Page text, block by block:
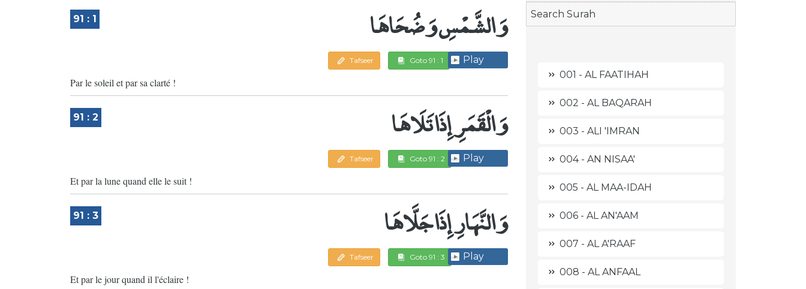
91 : 1 وَالشَّمْسِ وَضُحَاهَا
Tafseer Goto 91 : 1 Play
Par le soleil et par sa clarté !
91 : 2 وَالْقَمَرِ إِذَا تَلَاهَا
Tafseer Goto 91 : 2 Play
Et par la lune quand elle le suit !
91 : 3 وَالنَّهَارِ إِذَا جَلَّاهَا
Tafseer Goto 91 : 3 Play
Et par le jour quand il l'éclaire !
001 - AL FAATIHAH
002 - AL BAQARAH
003 - ALI 'IMRAN
004 - AN NISAA'
005 - AL MAA-IDAH
006 - AL AN'AAM
007 - AL A'RAAF
008 - AL ANFAAL